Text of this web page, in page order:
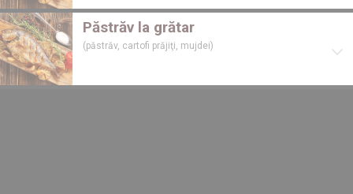
Păstrăv la grătar
(păstrăv, cartofi prăjiţi, mujdei)